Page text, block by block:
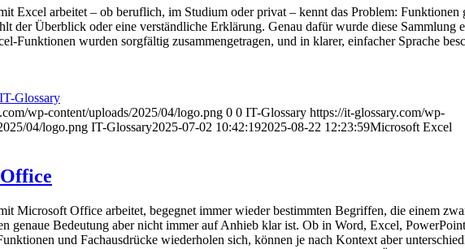
Excel arbeitet – ob beruflich, im Studium oder privat – kennt das Problem: Funktionen
der Überblick oder eine verständliche Erklärung. Genau dafür wurde diese Sammlung
Funktionen wurden sorgfältig zusammengetragen, und in klarer, einfacher Sprache
IT-Glossary
wp-content/uploads/2025/04/logo.png 0 0 IT-Glossary https://it-glossary.com/wp-
04/logo.png IT-Glossary2025-07-02 10:42:192025-08-22 12:23:59Microsoft Excel
Microsoft Office arbeitet, begegnet immer wieder bestimmten Begriffen, die einem
genaue Bedeutung aber nicht immer auf Anhieb klar ist. Ob in Word, Excel,
und Fachausdrücke wiederholen sich, können je nach Kontext aber